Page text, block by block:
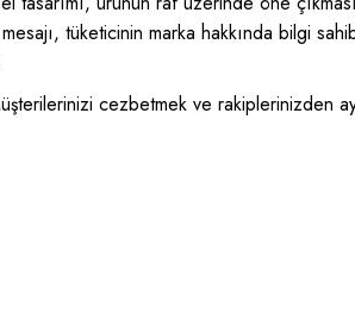
tüketicinin marka hakkında bilgi
cezbetmek ve rakiplerinizden